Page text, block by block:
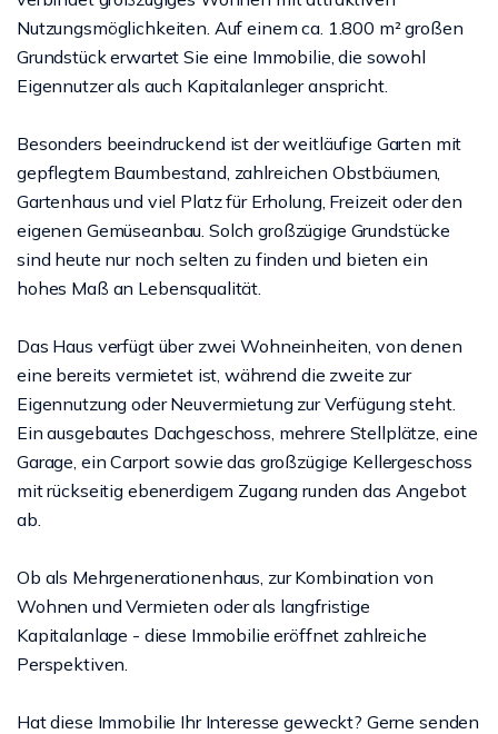
Nutzungsmöglichkeiten. Auf einem ca. 1.800 m² großen
Grundstück erwartet Sie eine Immobilie, die sowohl
Eigennutzer als auch Kapitalanleger anspricht.
Besonders beeindruckend ist der weitläufige Garten mit
gepflegtem Baumbestand, zahlreichen Obstbäumen,
Gartenhaus und viel Platz für Erholung, Freizeit oder den
eigenen Gemüseanbau. Solch großzügige Grundstücke
sind heute nur noch selten zu finden und bieten ein
hohes Maß an Lebensqualität.
Das Haus verfügt über zwei Wohneinheiten, von denen
eine bereits vermietet ist, während die zweite zur
Eigennutzung oder Neuvermietung zur Verfügung steht.
Ein ausgebautes Dachgeschoss, mehrere Stellplätze, eine
Garage, ein Carport sowie das großzügige Kellergeschoss
mit rückseitig ebenerdigem Zugang runden das Angebot
ab.
Ob als Mehrgenerationenhaus, zur Kombination von
Wohnen und Vermieten oder als langfristige
Kapitalanlage - diese Immobilie eröffnet zahlreiche
Perspektiven.
Hat diese Immobilie Ihr Interesse geweckt? Gerne senden